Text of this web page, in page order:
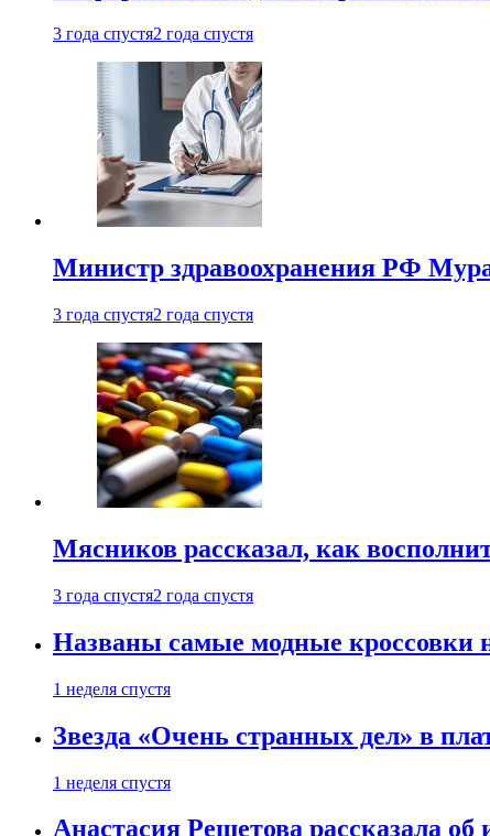
3 года спустя2 года спустя
Министр здравоохранения РФ
3 года спустя2 года спустя
Мясников рассказал, как
3 года спустя2 года спустя
Названы самые модные кроссовки
1 неделя спустя
Звезда «Очень странных дел» в
1 неделя спустя
Анастасия Решетова рассказала